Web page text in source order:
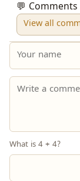
💬 Comments
View all
What is 4 + 4?